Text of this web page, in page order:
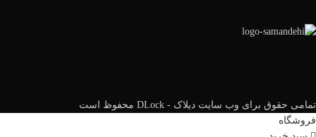
تمامی حقوق برای وب سایت دیلاک - DLock محفوظ است
فروشگاه